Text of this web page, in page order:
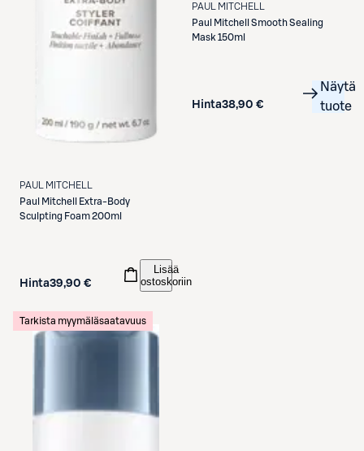
PAUL MITCHELL
Paul Mitchell
Extra-Body
Sculpting Foam 200ml
Hinta39,90 €
Lisää
ostoskoriin
PAUL MITCHELL
Paul Mitchell
Smooth Sealing
Mask 150ml
Hinta38,90 €
Näytä
tuote
Tarkista myymäläsaatavuus